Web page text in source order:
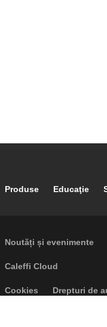
Footer main
Produse Educaţie
Footer
Noutăți și evenimente
Caleffi Cloud
Footer menu
Cookies Drepturi de